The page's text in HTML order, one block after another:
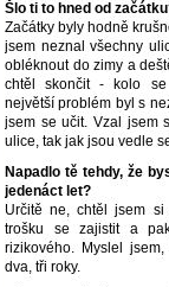
Šlo ti to hned od
Začátky byly hodně
jsem neznal všechny
obléknout do zimy a
chtěl skončit - kolo
největší problém byl s
jsem se učit. Vzal jsem
ulice, tak jak jsou vedle
Napadlo tě tehdy, že
jedenáct let?
Určitě ne, chtěl jsem si
trošku se zajistit a
rizikového. Myslel
dva, tři roky.